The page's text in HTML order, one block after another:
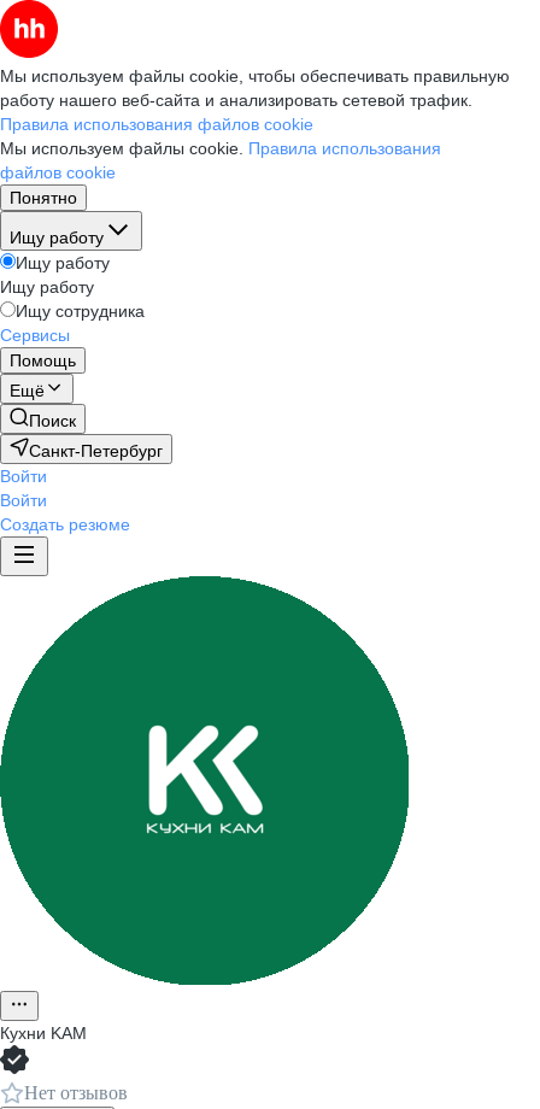
Мы используем файлы cookie, чтобы обеспечивать правильную
работу нашего веб-сайта и анализировать сетевой трафик.
Правила использования файлов cookie
Мы используем файлы cookie. Правила использования
файлов cookie
Понятно
Ищу работу
Ищу работу
Ищу работу
Ищу сотрудника
Сервисы
Помощь
Ещё
Поиск
Санкт-Петербург
Войти
Войти
Создать резюме
Кухни KAM
Нет отзывов